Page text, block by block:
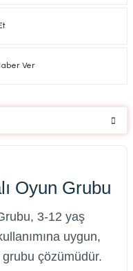
Ver
Oyun Grubu
3-12 yaş
uygun,
çözümüdür.